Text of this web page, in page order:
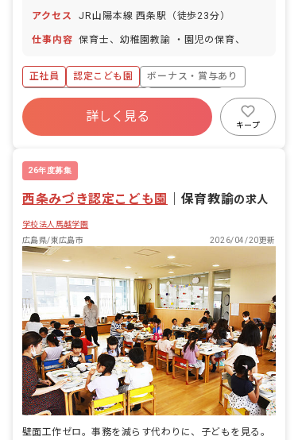
アクセス
JR山陽本線 西条駅（徒歩23分）
仕事内容 保育士、幼稚園教諭 ・園児の保育、
正社員 認定こども園
ボーナス・賞与あり
寮・住宅・家賃補助あり
社会保険完備
福利厚生充実
昇給昇進あり
産休育休制度
詳しく見る
キープ
26年度募集
西条みづき認定こども園 保育教諭の求人
学校法人馬越学園
広島県/東広島市
2026/04/20更新
壁面工作ゼロ。事務を減らす代わりに、子どもを見る。